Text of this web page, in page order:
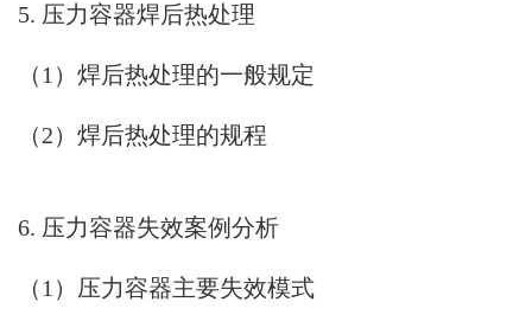
5. 压力容器焊后热处理
（1）焊后热处理的一般规定
（2）焊后热处理的规程
6. 压力容器失效案例分析
（1）压力容器主要失效模式